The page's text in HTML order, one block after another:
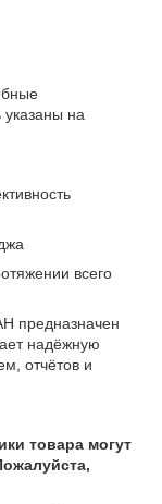
указаны на
всего
предназначен
надёжную
отчётов и
товара могут